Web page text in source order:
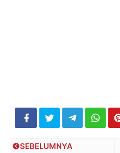
SEBELUMNYA